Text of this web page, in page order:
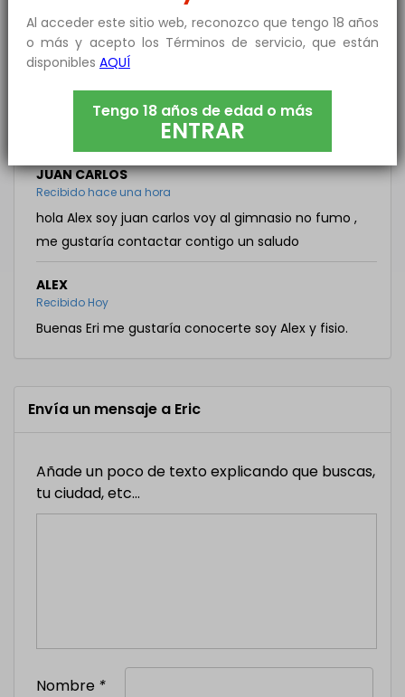
Busco hombre
ÁNGEL
Hola Eric me interesa tu mensaje yo soy muy
JUAN CARLOS
Recibido hace una hora
hola Alex soy juan carlos voy al gimnasio no fumo ,
me gustaría contactar contigo un saludo
ALEX
Recibido Hoy
Buenas Eri me gustaría conocerte soy Alex y fisio.
Envía un mensaje a Eric
Añade un poco de texto explicando que buscas,
tu ciudad, etc...
Nombre *
Al acceder este sitio web, reconozco que tengo 18 años
o más y acepto los Términos de servicio, que están
disponibles AQUÍ
Tengo 18 años de edad o más
ENTRAR